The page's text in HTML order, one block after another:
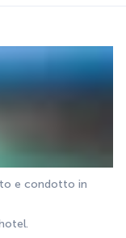
e condotto in